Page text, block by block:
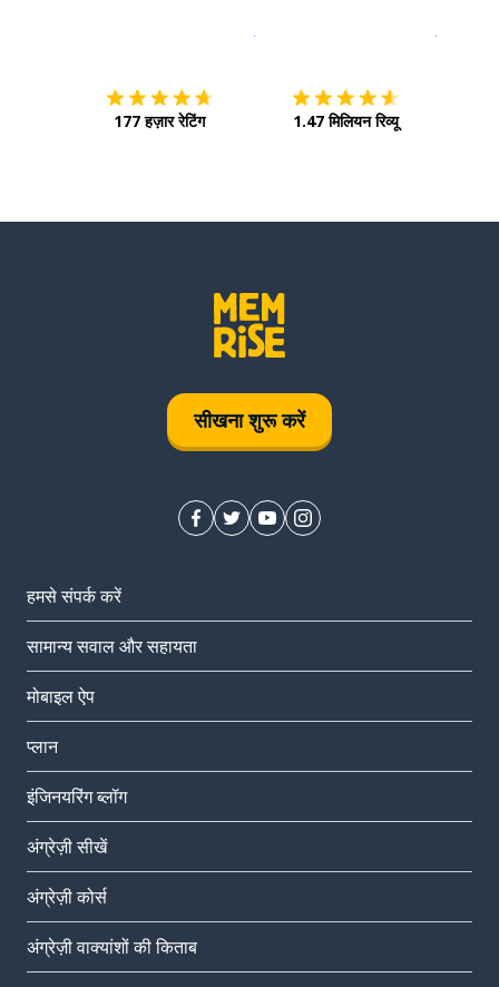
इस पर डाउनलोड करें ऐप स्टोर
177 हज़ार रेटिंग
इसे चालू
1.47 मिलियन रिव्यू
सीखना शुरू करें
हमसे संपर्क करें
सामान्य सवाल और सहायता
मोबाइल ऐप
प्‍लान
इंजिनयरिंग ब्लॉग
अंग्रेज़ी सीखें
अंग्रेज़ी कोर्स
अंग्रेज़ी वाक्यांशों की किताब